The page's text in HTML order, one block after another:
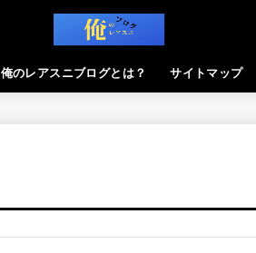
俺のレアスニブログとは？ サイトマップ